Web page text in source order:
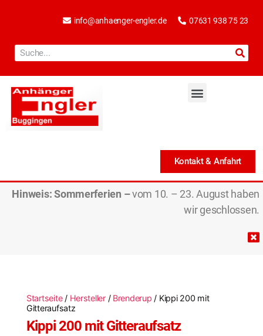
info@anhaenger-engler.de 07631 938 75 23
Kontakt & Anfahrt
Hinweis:Sommerferien –vom 10. – 23. August haben
wir geschlossen.
Startseite/ Hersteller/ Brenderup / Kippi 200 mit
Gitteraufsatz
Kippi 200 mit Gitteraufsatz